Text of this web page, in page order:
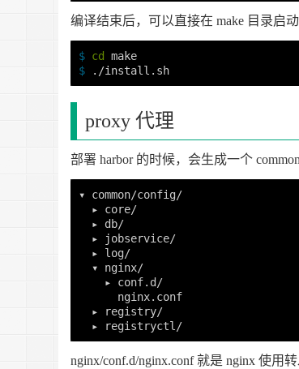
编译结束后，可以直接在 make 目录启动
$ cd
$
proxy 代理
部署 harbor 的时候，会生成一个
▾ common/config/
  ▸ core/
  ▸ db/
  ▸ jobservice/
  ▸ log/
  ▾ nginx/
    ▸ conf.d/
      nginx.conf
  ▸ registry/
nginx/conf.d/nginx.conf 就是 nginx 使用转